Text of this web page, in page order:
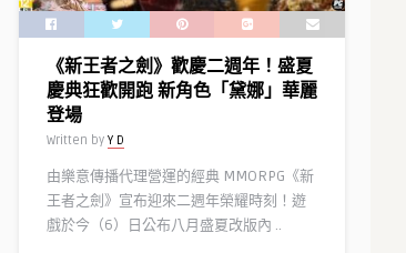
《新王者之劍》歡慶二週年！盛夏
慶典狂歡開跑 新角色「黛娜」華麗
登場
Written by Y D
由樂意傳播代理營運的經典 MMORPG《新
王者之劍》宣布迎來二週年榮耀時刻！遊
戲於今（6）日公布八月盛夏改版內 ..